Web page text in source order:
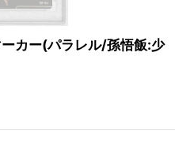
ーカー(パラレル/孫悟飯:少